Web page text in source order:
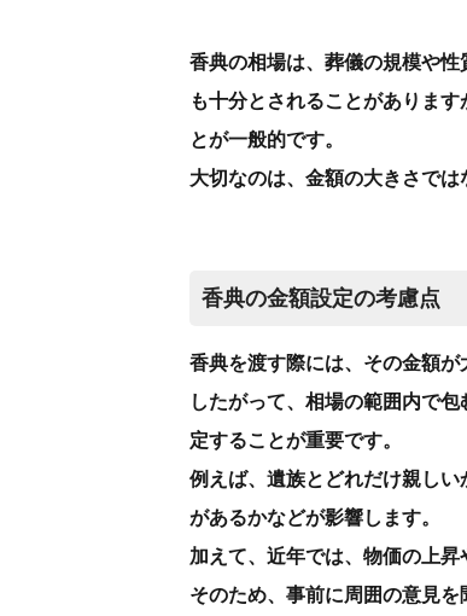
香典の相場は、葬儀の規模や
も十分とされることがありま
とが一般的です。
大切なのは、金額の大きさでは
香典の金額設定の考慮点
香典を渡す際には、その金額が
したがって、相場の範囲内で
定することが重要です。
例えば、遺族とどれだけ親し
があるかなどが影響します。
加えて、近年では、物価の上昇
そのため、事前に周囲の意見